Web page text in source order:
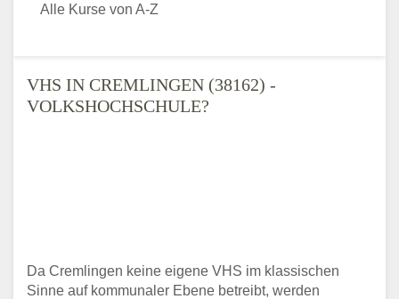
VHS IN CREMLINGEN (38162) -
VOLKSHOCHSCHULE?
Da Cremlingen keine eigene VHS im klassischen
Sinne auf kommunaler Ebene betreibt, werden
Alle Kurse von A-Z